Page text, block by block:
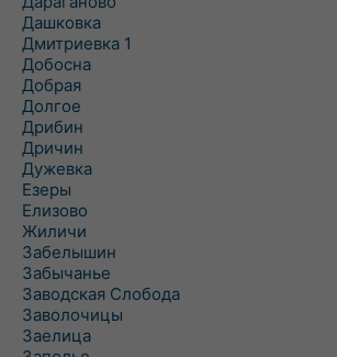
Дашковка
Дмитриевка 1
Добосна
Добрая
Долгое
Дрибин
Дричин
Дужевка
Езеры
Елизово
Жиличи
Забелышин
Забычанье
Заводская Слобода
Заволочицы
Заелица